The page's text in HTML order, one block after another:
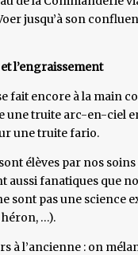
jusqu’à son
l’engraissement
fait encore à la main
truite arc-en-ciel
une truite fario.
élèves par nos soins
aussi fanatiques que
sont pas une science
…).
à l’ancienne : on